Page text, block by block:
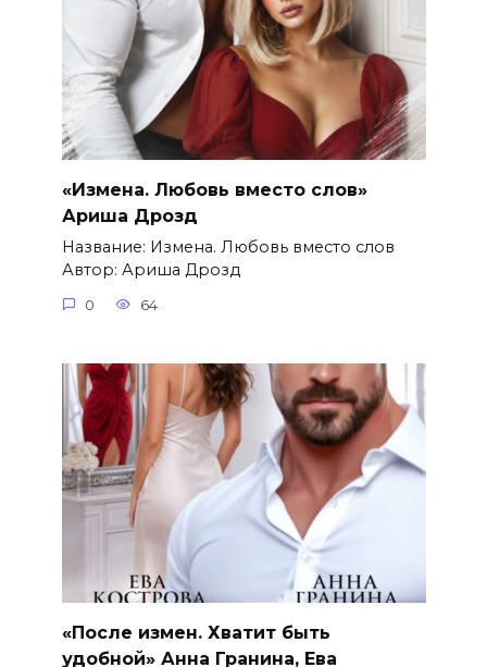
«Измена. Любовь вместо слов»
Ариша Дрозд
Название: Измена. Любовь вместо слов
Автор: Ариша Дрозд
0 64
«После измен. Хватит быть
удобной» Анна Гранина, Ева